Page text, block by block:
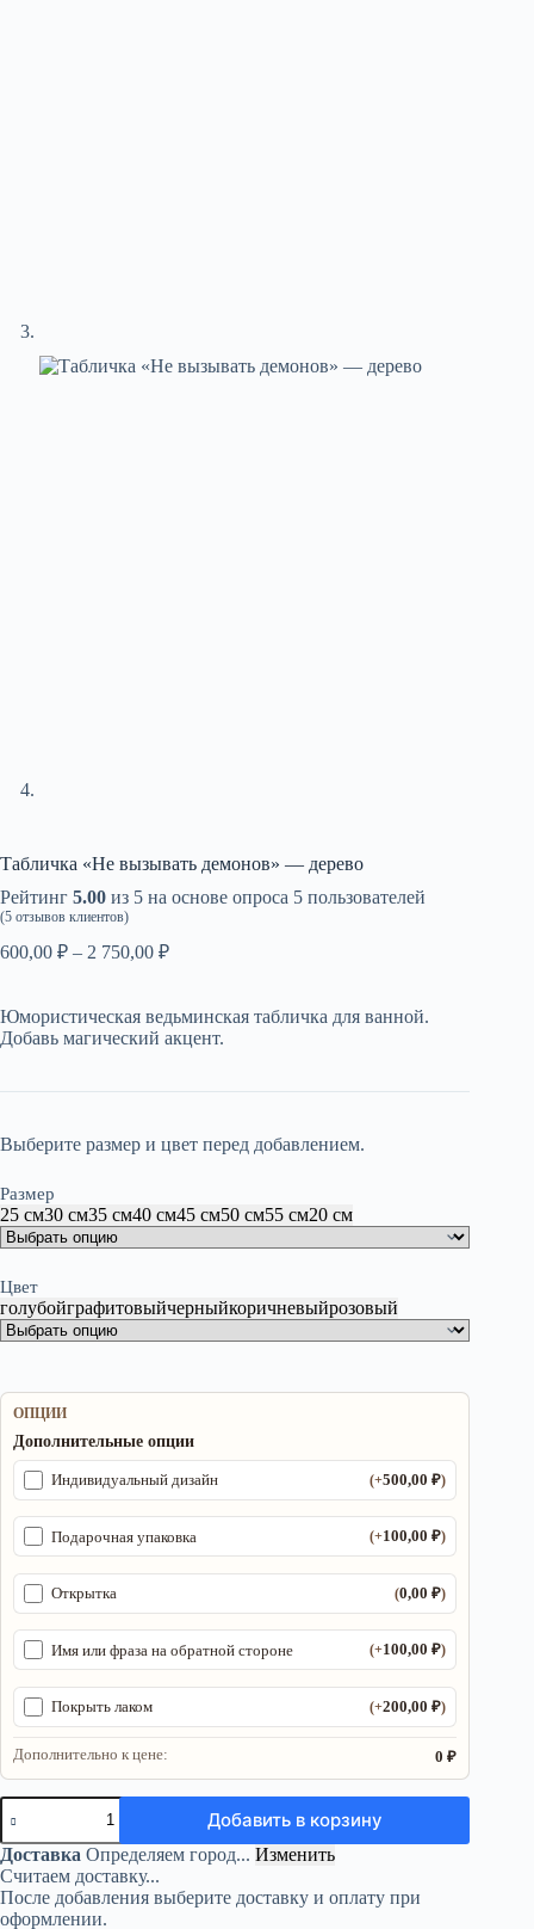
Табличка «Не вызывать демонов» — дерево
Рейтинг 5.00 из 5 на основе опроса 5 пользователей
(5 отзывов клиентов)
600,00 ₽ – 2 750,00 ₽Диапазон
–
2
Юмористическая ведьминская табличка для ванной.
Добавь магический акцент.
Выберите размер и цвет перед добавлением.
Размер
25 см30 см35 см40 см45 см50 см55 см20 см
Цвет
голубойграфитовыйчерныйкоричневыйрозовый
ОПЦИИ
Дополнительные опции
Индивидуальный дизайн (+500,00₽)
Подарочная упаковка (+100,00₽)
Открытка (0,00₽)
Имя или фраза на обратной стороне (+100,00₽)
Покрыть лаком (+200,00₽)
Дополнительно к цене: 0 ₽
Количество
товара
Табличка
«Не
вызывать
демонов»
Добавить в корзину
Доставка Определяем город... Изменить
Считаем доставку...
После добавления выберите доставку и оплату при
оформлении.